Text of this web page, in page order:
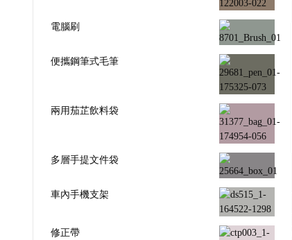
電腦刷
便攜鋼筆式毛筆
兩用茄芷飲料袋
多層手提文件袋
車內手機支架
修正帶